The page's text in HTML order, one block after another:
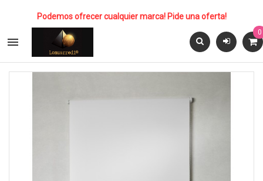
Podemos ofrecer cualquier marca! Pide una oferta!

0